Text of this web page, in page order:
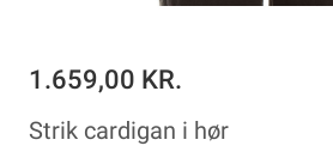
1.659,00 KR.
Strik cardigan i hør